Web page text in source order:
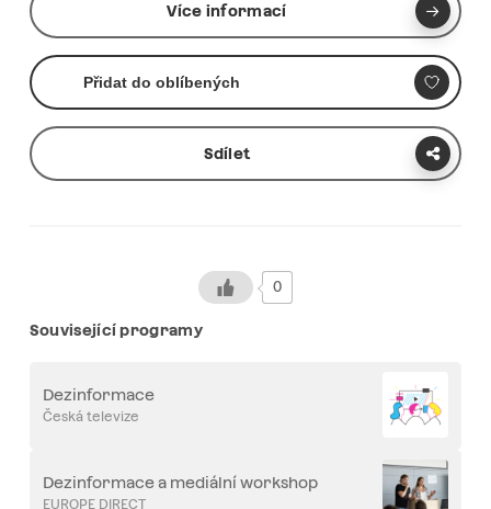
Více informací
Přidat do oblíbených
Sdílet
0
Související programy
Dezinformace
Česká televize
Dezinformace a mediální workshop
EUROPE DIRECT